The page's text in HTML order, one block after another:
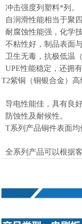
冲击强度列塑料*列。
自润滑性能相当于聚
耐腐蚀性能强，化学
不粘性好，制品表面
卫生无毒，抗极低温
UPE性能稳定，还拥
T2紫铜（铜银合金）
导电性能佳，具有良
防蚀性及耐候性。
T系列产品铜件表面
全系列产品可以根据